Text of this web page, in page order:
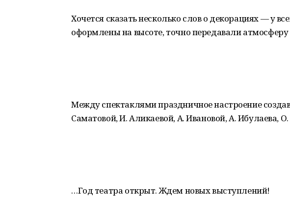
Хочется сказать несколько слов о декорациях — у
оформлены на высоте, точно передавали атмосферу
Между спектаклями праздничное настроение
Саматовой, И. Аликаевой, А. Ивановой, А. Ибулаева,
…Год театра открыт. Ждем новых выступлений!